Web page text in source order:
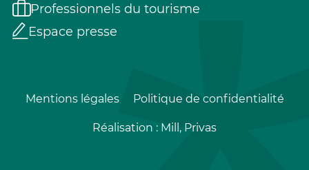
Professionnels du tourisme
Espace presse
Mentions légales Politique de confidentialité
Réalisation : Mill, Privas